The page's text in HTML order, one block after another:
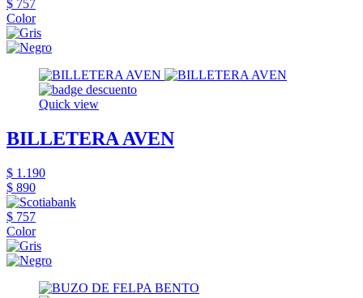
$ 757
Color
Quick view
BILLETERA AVEN
$ 1.190
$ 890
$ 757
Color